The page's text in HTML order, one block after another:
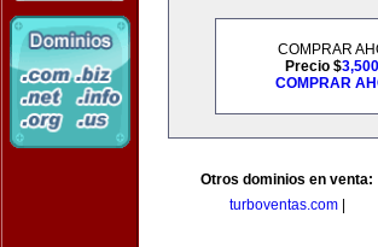
COMPRAR
Precio $
COMPRAR
Otros dominios en venta:
turboventas.com|